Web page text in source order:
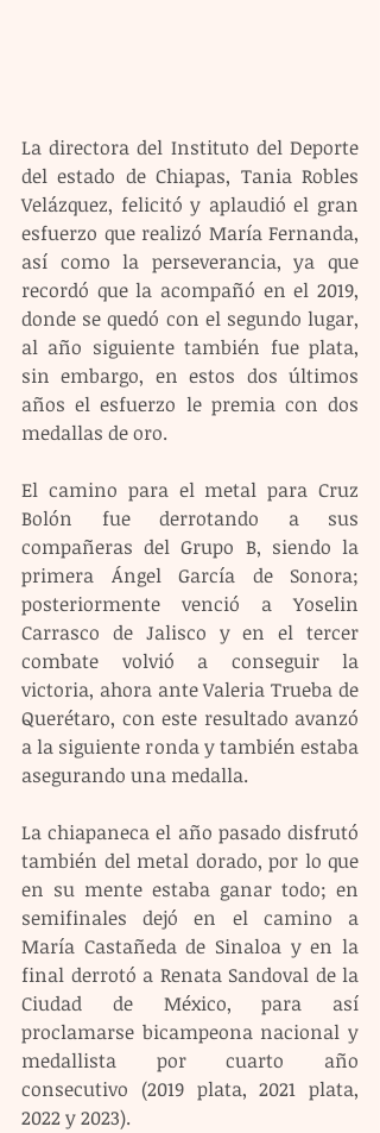
La directora del Instituto del Deporte
del estado de Chiapas, Tania Robles
Velázquez, felicitó y aplaudió el gran
esfuerzo que realizó María Fernanda,
así como la perseverancia, ya que
recordó que la acompañó en el 2019,
donde se quedó con el segundo lugar,
al año siguiente también fue plata,
sin embargo, en estos dos últimos
años el esfuerzo le premia con dos
medallas de oro.
El camino para el metal para Cruz
Bolón fue derrotando a sus
compañeras del Grupo B, siendo la
primera Ángel García de Sonora;
posteriormente venció a Yoselin
Carrasco de Jalisco y en el tercer
combate volvió a conseguir la
victoria, ahora ante Valeria Trueba de
Querétaro, con este resultado avanzó
a la siguiente ronda y también estaba
asegurando una medalla.
La chiapaneca el año pasado disfrutó
también del metal dorado, por lo que
en su mente estaba ganar todo; en
semifinales dejó en el camino a
María Castañeda de Sinaloa y en la
final derrotó a Renata Sandoval de la
Ciudad de México, para así
proclamarse bicampeona nacional y
medallista por cuarto año
consecutivo (2019 plata, 2021 plata,
2022 y 2023).